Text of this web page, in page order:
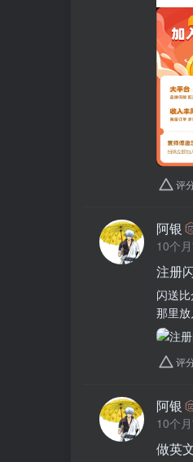
评
阿银
10个
注册
闪送
那里
评
阿银
10个
做英